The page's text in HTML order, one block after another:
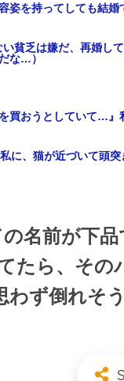
姿を持ってしても結婚
貧乏は嫌だ、再婚し
な…）
買おうとしていて…
に、猫が近づいて頭
名前が下品
たら、その
わず倒れそ